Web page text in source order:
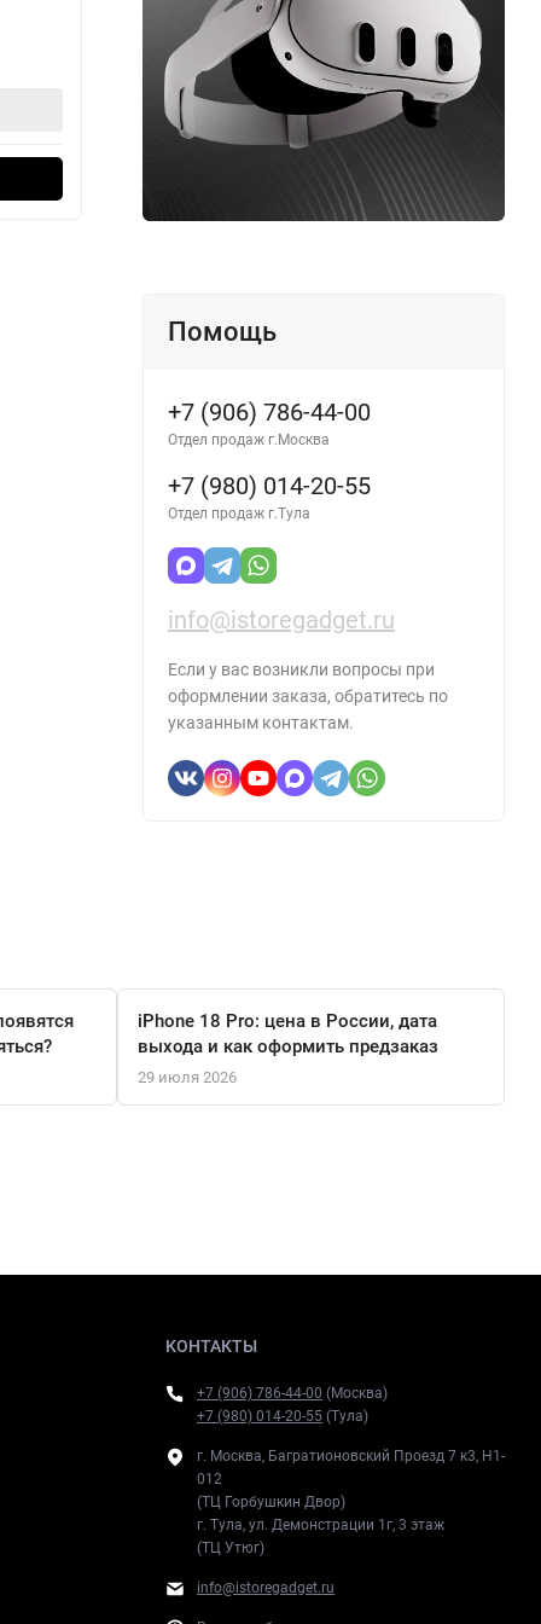
39 990 42 990₽
В корзину
Оформить в 1 клик
Помощь
+7 (906) 786-44-00
Отдел продаж г.Москва
+7 (980) 014-20-55
Отдел продаж г.Тула
info@istoregadget.ru
Если у вас возникли вопросы при
оформлении заказа, обратитесь по
указанным контактам.
iPhone 18 Pro: цена в России, дата
выхода и как оформить предзаказ
29 июля 2026
КОНТАКТЫ
+7 (906) 786-44-00 (Москва)
+7 (980) 014-20-55 (Тула)
г. Москва, Багратионовский Проезд 7 к3, H1-
012
(ТЦ Горбушкин Двор)
г. Тула, ул. Демонстрации 1г, 3 этаж
(ТЦ Утюг)
info@istoregadget.ru